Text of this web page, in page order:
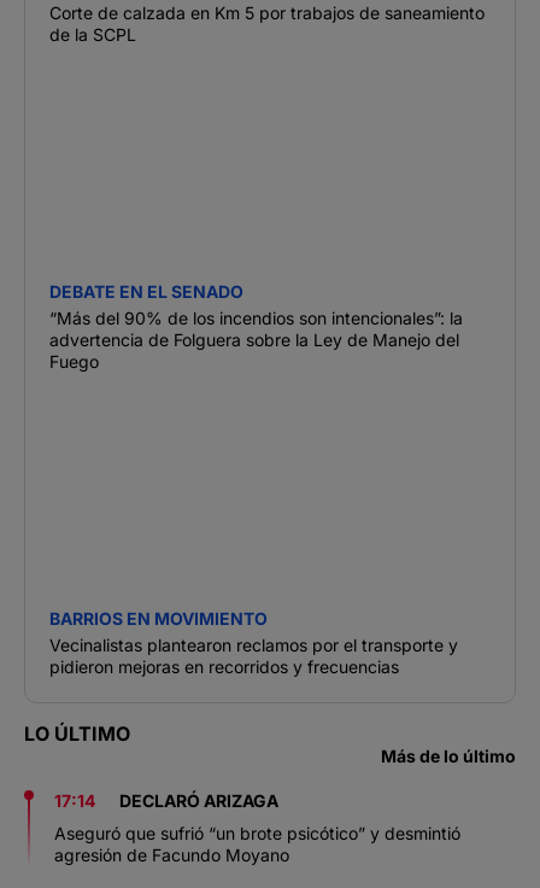
Corte de calzada en Km 5 por trabajos de saneamiento
de la SCPL
DEBATE EN EL SENADO
“Más del 90% de los incendios son intencionales”: la
advertencia de Folguera sobre la Ley de Manejo del
Fuego
BARRIOS EN MOVIMIENTO
Vecinalistas plantearon reclamos por el transporte y
pidieron mejoras en recorridos y frecuencias
LO ÚLTIMO
Más de lo último
17:14
DECLARÓ ARIZAGA
Aseguró que sufrió “un brote psicótico” y desmintió
agresión de Facundo Moyano